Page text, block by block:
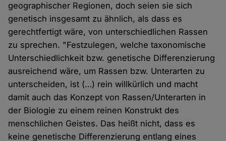
geographischer Regionen, doch seien sie sich
genetisch insgesamt zu ähnlich, als dass es
gerechtfertigt wäre, von unterschiedlichen Rassen
zu sprechen. "Festzulegen, welche taxonomische
Unterschiedlichkeit bzw. genetische Differenzierung
ausreichend wäre, um Rassen bzw. Unterarten zu
unterscheiden, ist (…) rein willkürlich und macht
damit auch das Konzept von Rassen/Unterarten in
der Biologie zu einem reinen Konstrukt des
menschlichen Geistes. Das heißt nicht, dass es
keine genetische Differenzierung entlang eines